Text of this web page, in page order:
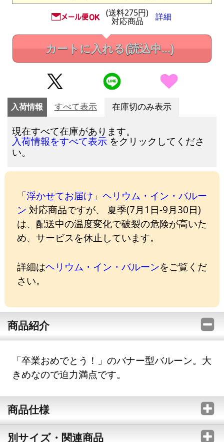
(送料275円)
対応商品 詳細
カートに入れる(読込中...)
入荷情報 すべて表示 在庫切のみ表示
現在すべて在庫があります。
入荷情報をすべて表示 をクリックしてくださ
い。
「浮かせてお届け」ヘリウム・イン・バルー
ン 対応商品ですが、 夏季(7月1日-9月30日)
は、配送中の温度変化で破裂の危険が高いた
め、サービスを休止しています。
詳細はヘリウム・イン・バルーンをご覧くだ
さい。
商品紹介
「卒業おめでとう！」のバナー型バルーン。大
きめなので迫力満点です。
商品仕様
別サイズ・関連商品